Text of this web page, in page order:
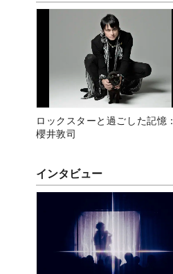
ロックスターと過ごした記憶：
櫻井敦司
インタビュー